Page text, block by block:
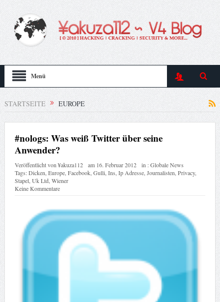
Menü
STARTSEITE EUROPE
#nologs: Was weiß Twitter über seine
Anwender?
Veröffentlicht von¥akuza112 am 16. Februar 2012 in :Globale News
Tags:Dicken Europe, Facebook, Gulli Ins Ip Adresse, Journalisten Privacy,
Stapel, Uk Ltd, Wiener
Keine Kommentare